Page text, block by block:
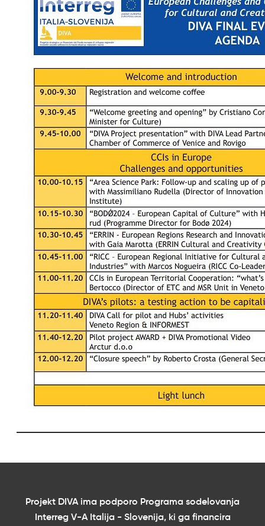
Projekt DIVA ima podporo Programa sodelovanja
Interreg V-A Italija - Slovenija, ki ga financira